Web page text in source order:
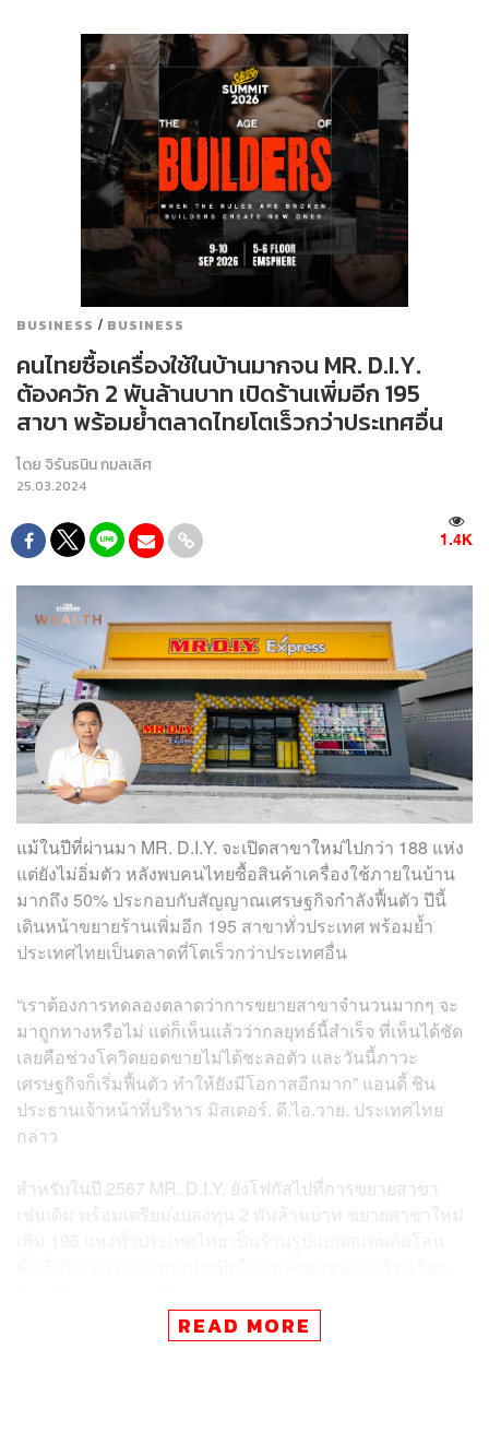
BUSINESS / BUSINESS
คนไทยซื้อเครื่องใช้ในบ้านมากจน MR. D.I.Y.
ต้องควัก 2 พันล้านบาท เปิดร้านเพิ่มอีก 195
สาขา พร้อมย้ำตลาดไทยโตเร็วกว่าประเทศอื่น
โดย จิรันธนิน กมลเลิศ
25.03.2024
1.4K
แม้ในปีที่ผ่านมา MR. D.I.Y. จะเปิดสาขาใหม่ไปกว่า 188 แห่ง
แต่ยังไม่อิ่มตัว หลังพบคนไทยซื้อสินค้าเครื่องใช้ภายในบ้าน
มากถึง 50% ประกอบกับสัญญาณเศรษฐกิจกำลังฟื้นตัว ปีนี้
เดินหน้าขยายร้านเพิ่มอีก 195 สาขาทั่วประเทศ พร้อมย้ำ
ประเทศไทยเป็นตลาดที่โตเร็วกว่าประเทศอื่น
“เราต้องการทดลองตลาดว่าการขยายสาขาจำนวนมากๆ จะ
มาถูกทางหรือไม่ แต่ก็เห็นแล้วว่ากลยุทธ์นี้สำเร็จ ที่เห็นได้ชัด
เลยคือช่วงโควิดยอดขายไม่ได้ชะลอตัว และวันนี้ภาวะ
เศรษฐกิจก็เริ่มฟื้นตัว ทำให้ยังมีโอกาสอีกมาก” แอนดี้ ชิน
ประธานเจ้าหน้าที่บริหาร มิสเตอร์. ดี.ไอ.วาย. ประเทศไทย
กล่าว
สำหรับในปี 2567 MR. D.I.Y. ยังโฟกัสไปที่การขยายสาขา
เช่นเดิม พร้อมเตรียมงบลงทุน 2 พันล้านบาท ขยายสาขาใหม่
จะครอบคลุมพื้นที่รัศมี 3 กิโลเมตร
READ MORE